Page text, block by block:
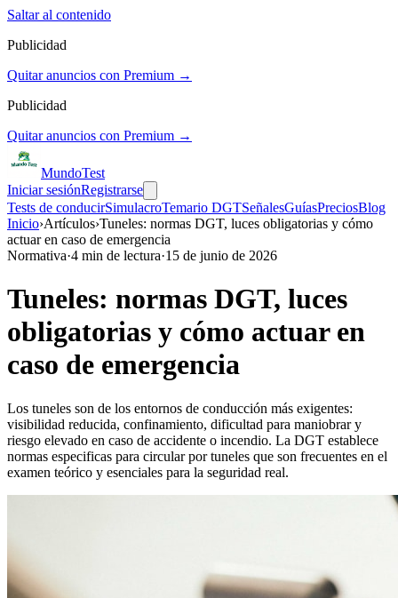
Saltar al contenido
Publicidad
Quitar anuncios con Premium →
Publicidad
Quitar anuncios con Premium →
MundoTest
Iniciar sesiónRegistrarse
Tests de conducirSimulacroTemario DGTSeñalesGuíasPreciosBlog
Inicio›Artículos›Tuneles: normas DGT, luces obligatorias y cómo
actuar en caso de emergencia
Normativa·4 min de lectura·15 de junio de 2026
Tuneles: normas DGT, luces
obligatorias y cómo actuar en
caso de emergencia
Los tuneles son de los entornos de conducción más exigentes:
visibilidad reducida, confinamiento, dificultad para maniobrar y
riesgo elevado en caso de accidente o incendio. La DGT establece
normas especificas para circular por tuneles que son frecuentes en el
examen teórico y esenciales para la seguridad real.